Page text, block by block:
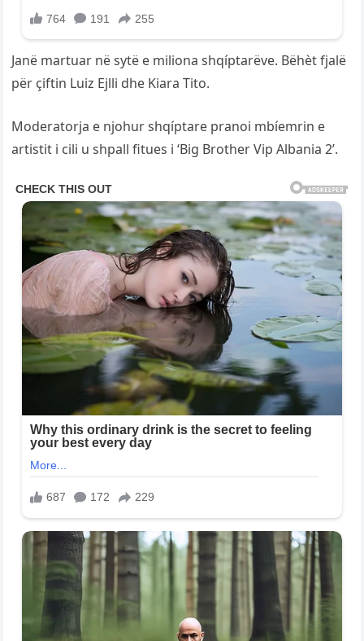
Janë martuar në sytë e miliona shqíptarëve. Bëhèt fjalë
për çiftin Luiz Ejlli dhe Kiara Tito.
Moderatorja e njohur shqíptare pranoi mbíemrin e
artistit i cili u shpall fitues i ‘Big Brother Vip Albania 2’.